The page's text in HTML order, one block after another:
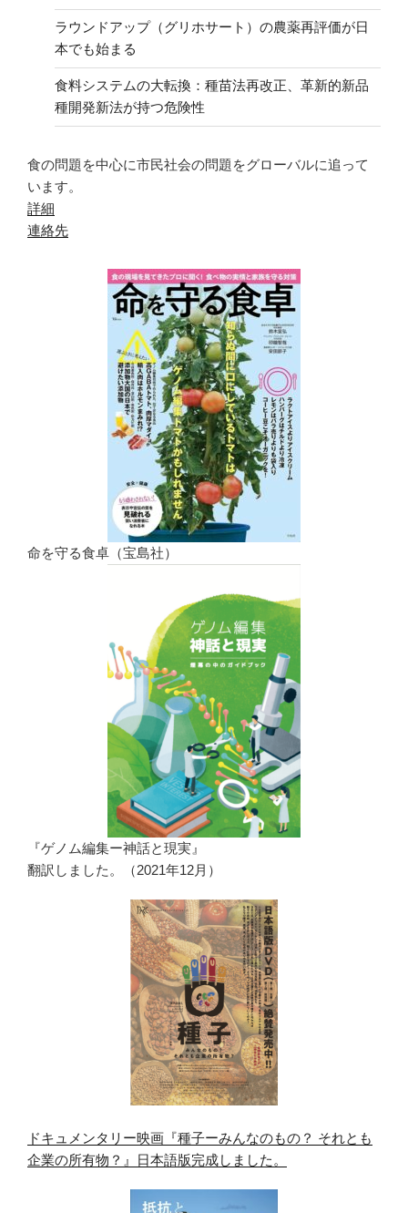
ラウンドアップ（グリホサート）の農薬再評価が日
本でも始まる
食料システムの大転換：種苗法再改正、革新的新品
種開発新法が持つ危険性
食の問題を中心に市民社会の問題をグローバルに追って
います。
詳細
連絡先
命を守る食卓（宝島社）
『ゲノム編集ー神話と現実』
翻訳しました。（2021年12月）
ドキュメンタリー映画『種子ーみんなのもの？ それとも
企業の所有物？』日本語版完成しました。